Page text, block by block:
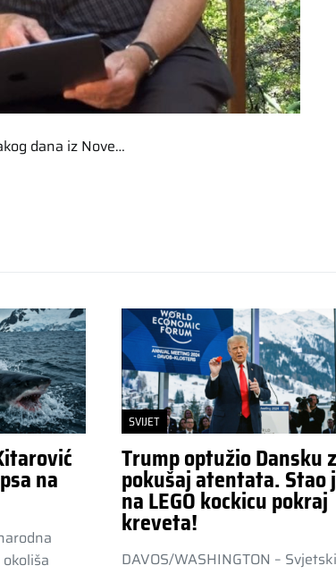
dana iz Nove…
na
SVIJET
Trump optužio Dansku
pokušaj atentata. Stao
na LEGO kockicu pokraj
kreveta!
DAVOS/WASHINGTON – Svjetski